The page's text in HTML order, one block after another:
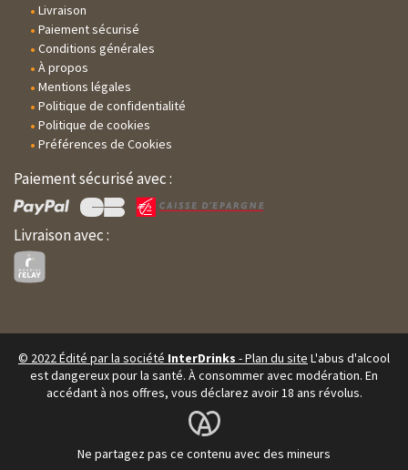
Livraison
Paiement sécurisé
Conditions générales
À propos
Mentions légales
Politique de confidentialité
Politique de cookies
Préférences de Cookies
Paiement sécurisé avec :
Livraison avec :
© 2022 Édité par la société InterDrinks -Plan du site L'abus d'alcool
est dangereux pour la santé. À consommer avec modération. En
accédant à nos offres, vous déclarez avoir 18 ans révolus.
Ne partagez pas ce contenu avec des mineurs